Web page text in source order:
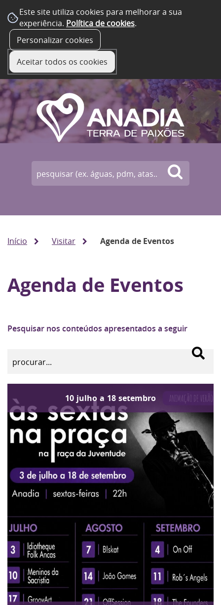
Este site utiliza cookies para melhorar a sua
experiência. Política de cookies.
Personalizar cookies
Aceitar todos os cookies
Início Visitar Agenda de Eventos
Agenda de Eventos
Pesquisar nos conteúdos apresentados a seguir
10 julho a 18 setembro